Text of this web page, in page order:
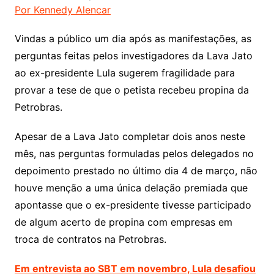
Por Kennedy Alencar
Vindas a público um dia após as manifestações, as
perguntas feitas pelos investigadores da Lava Jato
ao ex-presidente Lula sugerem fragilidade para
provar a tese de que o petista recebeu propina da
Petrobras.
Apesar de a Lava Jato completar dois anos neste
mês, nas perguntas formuladas pelos delegados no
depoimento prestado no último dia 4 de março, não
houve menção a uma única delação premiada que
apontasse que o ex-presidente tivesse participado
de algum acerto de propina com empresas em
troca de contratos na Petrobras.
Em entrevista ao SBT em novembro, Lula desafiou